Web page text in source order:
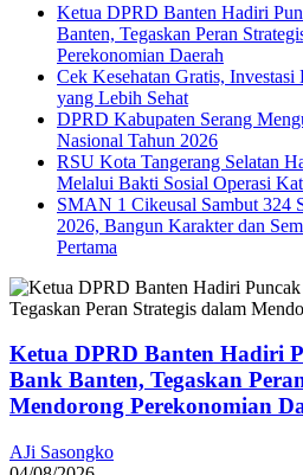
Ketua DPRD Banten Hadiri
Banten, Tegaskan Peran
Perekonomian Daerah
Cek Kesehatan Gratis,
yang Lebih Sehat
DPRD Kabupaten Serang
Nasional Tahun 2026
RSU Kota Tangerang Selatan
Melalui Bakti Sosial Operasi
SMAN 1 Cikeusal Sambut 324
2026, Bangun Karakter dan
Pertama
Ketua DPRD Banten Hadiri
Bank Banten, Tegaskan
Mendorong Perekonomian
AJi Sasongko